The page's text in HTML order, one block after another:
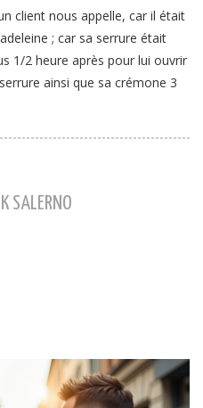
client nous appelle, car il était
; car sa serrure était
1/2 heure après pour lui ouvrir
ainsi que sa crémone 3
SALERNO